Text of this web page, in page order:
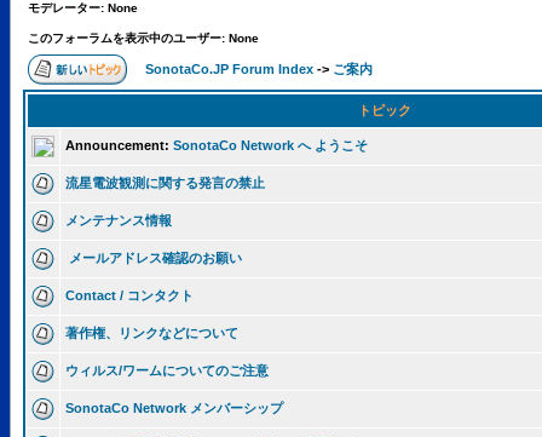
モデレーター: None
このフォーラムを表示中のユーザー: None
SonotaCo.JP Forum Index -> ご案内
トピック
Announcement: SonotaCo Network へ ようこそ
流星電波観測に関する発言の禁止
メンテナンス情報
メールアドレス確認のお願い
Contact / コンタクト
著作権、リンクなどについて
ウィルス/ワームについてのご注意
SonotaCo Network メンバーシップ